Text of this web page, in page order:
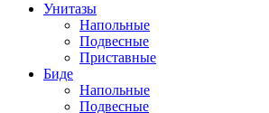
Унитазы
Напольные
Подвесные
Приставные
Биде
Напольные
Подвесные